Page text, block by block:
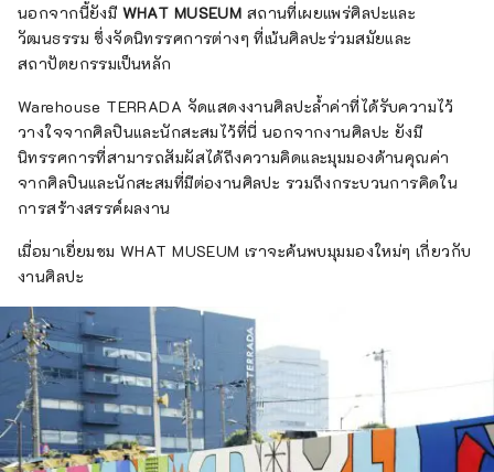
นอกจากนี้ยังมี WHAT MUSEUM สถานที่เผยแพร่ศิลปะและ
วัฒนธรรม ซึ่งจัดนิทรรศการต่างๆ ที่เน้นศิลปะร่วมสมัยและ
สถาปัตยกรรมเป็นหลัก
Warehouse TERRADA จัดแสดงงานศิลปะล้ำค่าที่ได้รับความไว้
วางใจจากศิลปินและนักสะสมไว้ที่นี่ นอกจากงานศิลปะ ยังมี
นิทรรศการที่สามารถสัมผัสได้ถึงความคิดและมุมมองด้านคุณค่า
จากศิลปินและนักสะสมที่มีต่องานศิลปะ รวมถึงกระบวนการคิดใน
การสร้างสรรค์ผลงาน
เมื่อมาเยี่ยมชม WHAT MUSEUM เราจะค้นพบมุมมองใหม่ๆ เกี่ยวกับ
งานศิลปะ